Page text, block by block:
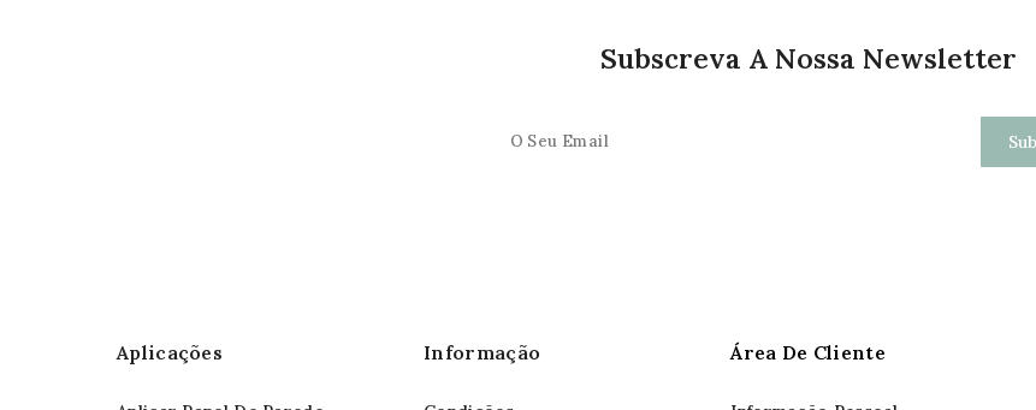
Subscreva A Nossa Newsletter
Aplicações Informação Área De Cliente